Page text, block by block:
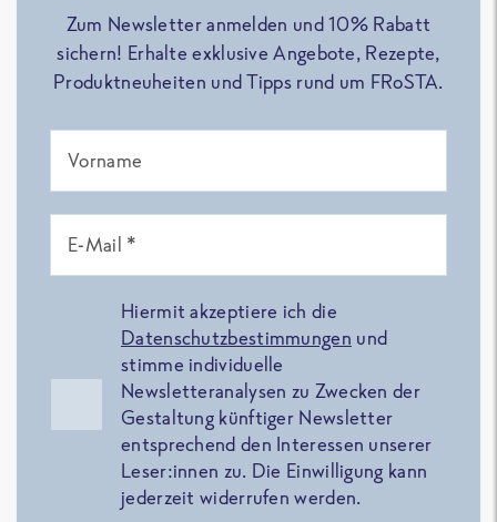
Zum Newsletter anmelden und 10% Rabatt
sichern! Erhalte exklusive Angebote, Rezepte,
Produktneuheiten und Tipps rund um FRoSTA.
Vorname
E-Mail *
Hiermit akzeptiere ich die
Datenschutzbestimmungen und
stimme individuelle
Newsletteranalysen zu Zwecken der
Gestaltung künftiger Newsletter
entsprechend den Interessen unserer
Leser:innen zu. Die Einwilligung kann
jederzeit widerrufen werden.